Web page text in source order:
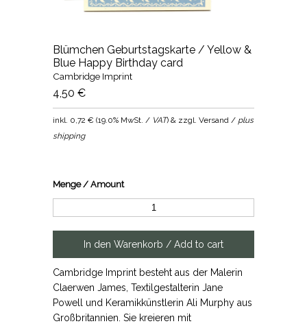
Blümchen Geburtstagskarte / Yellow &
Blue Happy Birthday card
Cambridge Imprint
4,50 €
inkl. 0,72 € (19.0% MwSt. / VAT) & zzgl. Versand / plus
shipping
Menge / Amount
Cambridge Imprint besteht aus der Malerin
Claerwen James, Textilgestalterin Jane
Powell und Keramikkünstlerin Ali Murphy aus
Großbritannien. Sie kreieren mit